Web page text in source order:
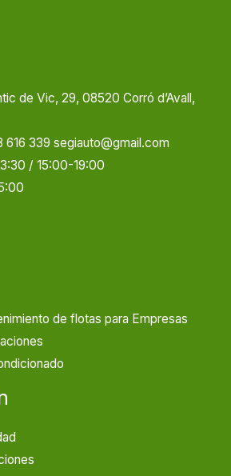
de Vic, 29, 08520 Corró d’Avall,
339 segiauto@gmail.com
/ 15:00-19:00
de flotas para Empresas